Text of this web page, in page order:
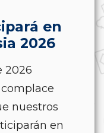
en
2026
2026
nuestros
en